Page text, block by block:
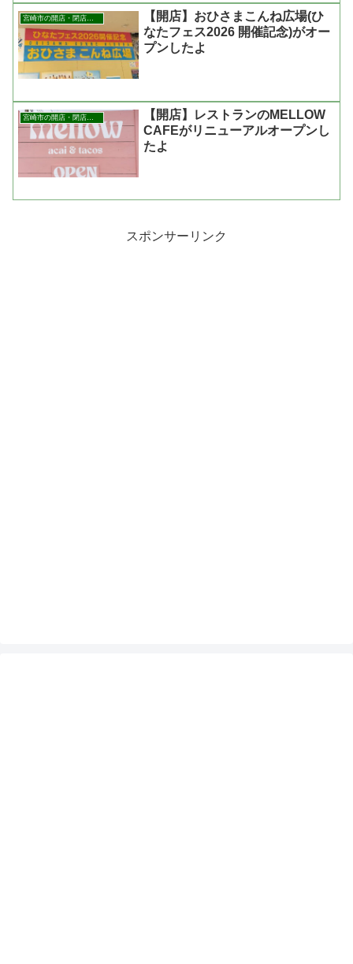
宮崎市の開店・閉店まとめ
【開店】おひさまこんね広場(ひ
なたフェス2026 開催記念)がオー
プンしたよ
【開店】レストランのMELLOW
CAFEがリニューアルオープンし
たよ
スポンサーリンク